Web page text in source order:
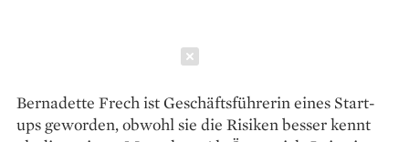
Bernadette Frech ist Geschäftsführerin eines Start-
ups geworden, obwohl sie die Risiken besser kennt